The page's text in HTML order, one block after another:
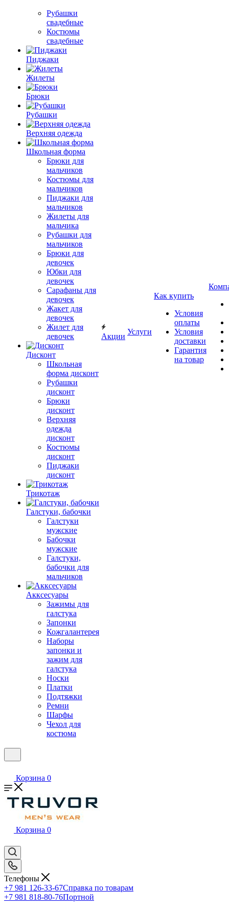
Рубашки
свадебные
Костюмы
свадебные
Пиджаки
Жилеты
Брюки
Рубашки
Верхняя одежда
Школьная форма
Брюки для
мальчиков
Костюмы для
мальчиков
Пиджаки для
мальчиков
Жилеты для
мальчика
Рубашки для
мальчиков
Брюки для
девочек
Юбки для
девочек
Сарафаны для
девочек
Жакет для
девочек
Жилет для
девочек
Дисконт
Школьная
форма дисконт
Рубашки
дисконт
Брюки
дисконт
Верхняя
одежда
дисконт
Костюмы
дисконт
Пиджаки
дисконт
Трикотаж
Галстуки, бабочки
Галстуки
мужские
Бабочки
мужские
Галстуки,
бабочки для
мальчиков
Акксесуары
Зажимы для
галстука
Запонки
Кожгалантерея
Наборы
запонки и
зажим для
галстука
Носки
Платки
Подтяжки
Ремни
Шарфы
Чехол для
костюма
Акции
Услуги
Как купить
Условия
оплаты
Условия
доставки
Гарантия
на товар
Корзина 0
Корзина 0
Телефоны
+7 981 126-33-67Справка по товарам
+7 981 818-80-76Портной